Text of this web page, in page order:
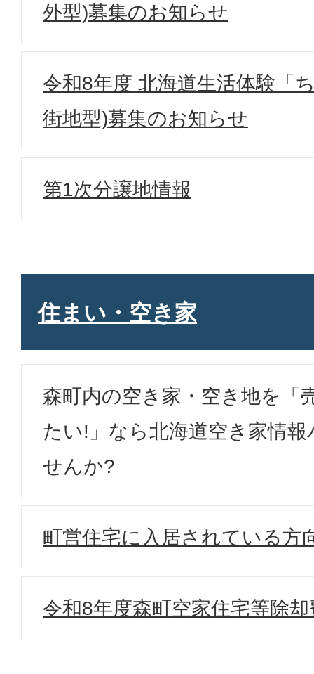
外型)募集のお知らせ
令和8年度 北海道生活体験「
街地型)募集のお知らせ
第1次分譲地情報
住まい・空き家
森町内の空き家・空き地を「
たい!」なら北海道空き家情
せんか?
町営住宅に入居されている方
令和8年度森町空家住宅等除